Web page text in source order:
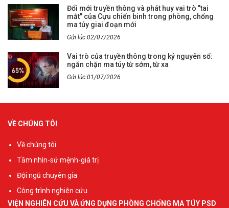
Đổi mới truyền thông và phát huy vai trò "tai
mắt" của Cựu chiến binh trong phòng, chống
ma túy giai đoạn mới
Gửi lúc 02/07/2026
Vai trò của truyền thông trong kỷ nguyên số:
ngăn chặn ma túy từ sớm, từ xa
Gửi lúc 01/07/2026
VỀ CHÚNG TÔI
Về chúng tôi
Tầm nhìn-sứ mệnh-giá trị
Đội ngũ chuyên gia
Công trình nghiên cứu
VIỆN NGHIÊN CỨU VÀ ỨNG DỤNG PHÒNG CHỐNG MA TÚY PSD